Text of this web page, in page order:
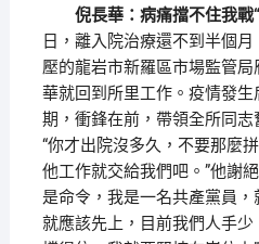
倪長華：病痛擋不住我戰“
日，離入院治療還不到半個
壓的龍岩市新羅區市場監管
華就回到所里工作。疫情發
期，衝鋒在前，帶領全所同志
“你才出院沒多久，不要那麼
他工作就交給我們吧。”他謝
是命令，我是一名共產黨員
就應該先上，目前我們人手